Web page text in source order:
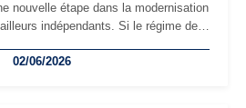
nouvelle étape dans la modernisation
indépendants. Si le régime de
s'adapter à un environnement
02/06/2026